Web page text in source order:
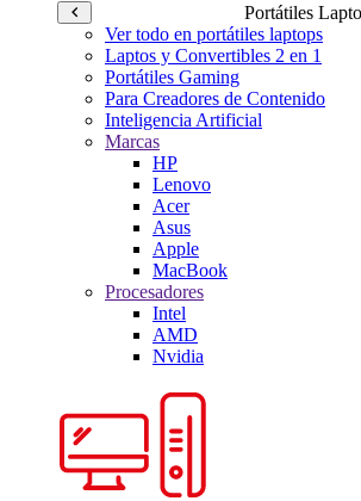
Portátiles
Ver todo en portátiles laptops
Laptos y Convertibles 2 en 1
Portátiles Gaming
Para Creadores de Contenido
Inteligencia Artificial
Marcas
HP
Lenovo
Acer
Asus
Apple
MacBook
Procesadores
Intel
AMD
Nvidia